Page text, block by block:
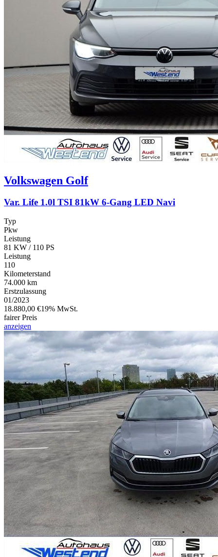
Volkswagen Golf
Var. Life 1.0l TSI 81kW 6-Gang LED Navi
Typ
Pkw
Leistung
81 KW / 110 PS
Leistung
110
Kilometerstand
74.000 km
Erstzulassung
01/2023
18.880,00 €19% MwSt.
fairer Preis
anzeigen